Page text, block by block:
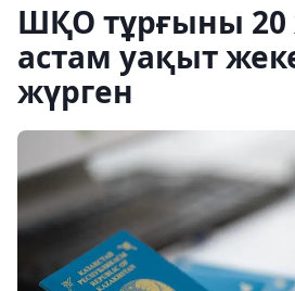
ШҚО тұрғыны
астам уақыт
жүрген